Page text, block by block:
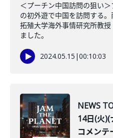
＜プーチン中国訪問の狙い
の初外遊で中国を訪問する
拓殖大学海外事情研究所教
ました。
2024.05.15 |00:10:03
NEWS
14日(火
コメンテ